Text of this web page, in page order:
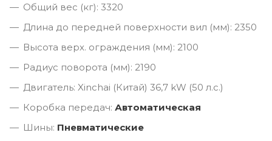
Общий вес (кг): 3320
Длина до передней поверхности вил (мм): 2350
Высота верх. ограждения (мм): 2100
Радиус поворота (мм): 2190
Двигатель: Xinchai (Китай) 36,7 kW (50 л.с.)
Коробка передач: Автоматическая
Шины: Пневматические